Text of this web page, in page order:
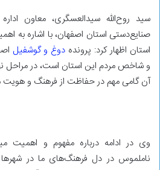
سید روح‌الله سیدالعسگری، معاون
صنایع‌دستی استان اصفهان، با اشاره به
استان اظهار کرد: پرونده دوغ و گوشفیل
و شاخص مردم این استان است، در مراحل
آن گامی مهم در حفاظت از فرهنگ و هویت
وی در ادامه درباره مفهوم و اهمیت
ناملموس در دل فرهنگ‌های ما در